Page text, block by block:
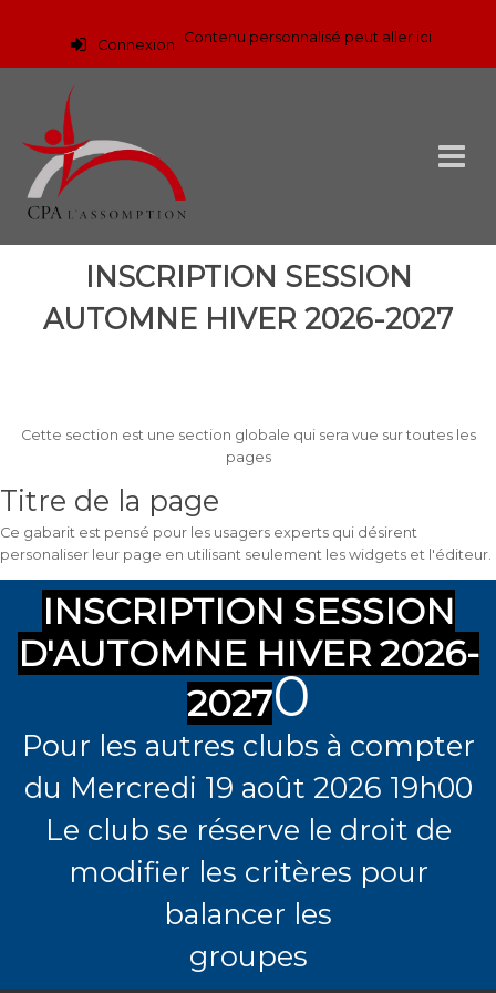
Connexion Contenu personnalisé peut aller ici
INSCRIPTION SESSION
AUTOMNE HIVER 2026-2027
Cette section est une section globale qui sera vue sur toutes les
pages
Titre de la page
Ce gabarit est pensé pour les usagers experts qui désirent
personaliser leur page en utilisant seulement les widgets et l'éditeur.
INSCRIPTION SESSION
D'AUTOMNE HIVER 2026-
20270
Pour les autres clubs à compter
du Mercredi 19 août 2026 19h00
Le club se réserve le droit de
modifier les critères pour
balancer les
groupes